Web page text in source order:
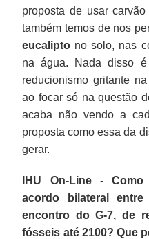
proposta de usar
também temos de nos
eucalipto no solo, nas
na água. Nada disso
reducionismo gritante
ao focar só na questão
acaba não vendo a
proposta como essa da
gerar.
IHU On-Line -
acordo bilateral
encontro do G-7, de
fósseis até 2100? Que